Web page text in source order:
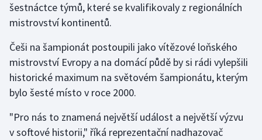
Golf
Házená
Jezdectví
Judo
šestnáctce týmů, které se kvalifikovaly z regionálních
mistrovství kontinentů.
Češi na šampionát postoupili jako vítězové loňského
mistrovství Evropy a na domácí půdě by si rádi vylepšili
historické maximum na světovém šampionátu, kterým
bylo šesté místo v roce 2000.
"Pro nás to znamená největší událost a největší výzvu
v softové historii," říká reprezentační nadhazovač